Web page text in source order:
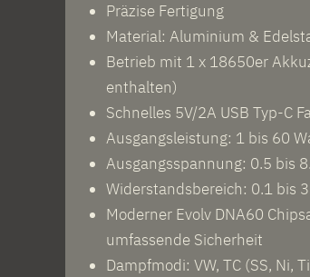
Präzise Fertigung
Material: Aluminium &
Betrieb mit 1 x 18650er
enthalten)
Schnelles 5V/2A USB Typ-C
Ausgangsleistung: 1 bis 60
Ausgangsspannung: 0.5 bis
Widerstandsbereich: 0.1 bis
Moderner Evolv DNA60
umfassende Sicherheit
Dampfmodi: VW, TC (SS, Ni,